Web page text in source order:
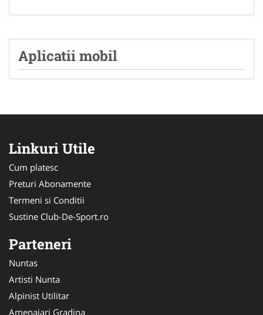
Aplicatii mobil
Linkuri Utile
Cum platesc
Preturi Abonamente
Termeni si Conditii
Sustine Club-De-Sport.ro
Parteneri
Nuntas
Artisti Nunta
Alpinist Utilitar
Amenajari Gradina